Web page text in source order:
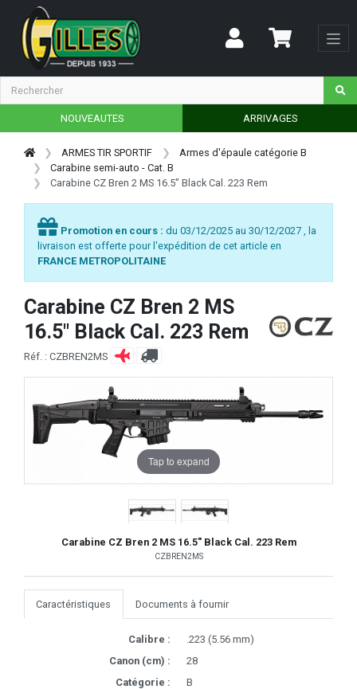
NOUVEAUTES ARRIVAGES
ARMES TIR SPORTIF
Armes d'épaule catégorie B
Carabine semi-auto - Cat. B
Carabine CZ Bren 2 MS 16.5" Black Cal. 223 Rem
Promotion en cours : du 03/12/2025 au 30/12/2027 , la
livraison est offerte pour l'expédition de cet article en
FRANCE METROPOLITAINE
Carabine CZ Bren 2 MS
16.5" Black Cal. 223 Rem
Réf. : CZBREN2MS
Tap to expand
Carabine CZ Bren 2 MS 16.5" Black Cal. 223 Rem
CZBREN2MS
Caractéristiques Documents à fournir
Calibre :
.223 (5.56 mm)
Canon (cm) :
28
Catégorie :
B